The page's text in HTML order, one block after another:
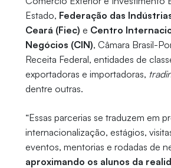
Estado, Federação das
Ceará (Fiec) e Centro
Negócios (CIN), Câmara Brasil-
Receita Federal, entidades de
exportadoras e importadoras,
dentre outras.
“Essas parcerias se traduzem em
internacionalização, estágios,
eventos, mentorias e rodadas de
aproximando os alunos da